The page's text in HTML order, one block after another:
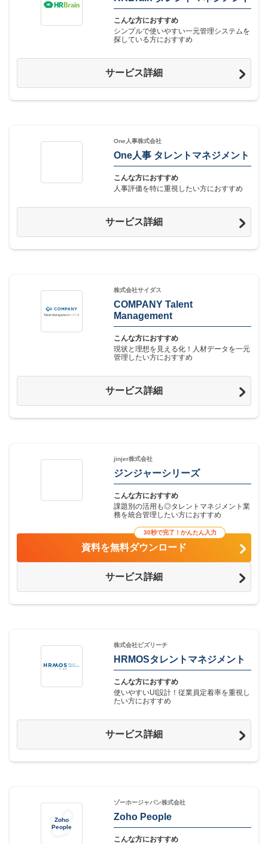
こんな方におすすめ
シンプルで使いやすい一元管理システムを
探している方におすすめ
サービス詳細
One人事株式会社
One人事 タレントマネジメント
こんな方におすすめ
人事評価を特に重視したい方におすすめ
サービス詳細
株式会社サイダス
COMPANY Talent
Management
こんな方におすすめ
現状と理想を見える化！人材データを一元
管理したい方におすすめ
サービス詳細
jinjer株式会社
ジンジャーシリーズ
こんな方におすすめ
課題別の活用も◎タレントマネジメント業
務を統合管理したい方におすすめ
サービス詳細
30秒で完了！かんたん入力
資料を無料ダウンロード
株式会社ビズリーチ
HRMOSタレントマネジメント
こんな方におすすめ
使いやすいUI設計！従業員定着率を重視し
たい方におすすめ
サービス詳細
Zoho
People
ゾーホージャパン株式会社
Zoho People
こんな方におすすめ